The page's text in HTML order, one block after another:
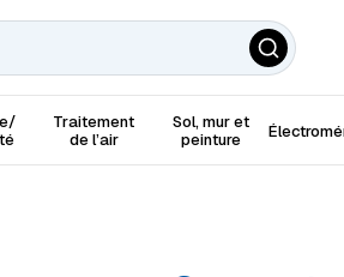
Traitement
de l’air
Sol, mur et
peinture